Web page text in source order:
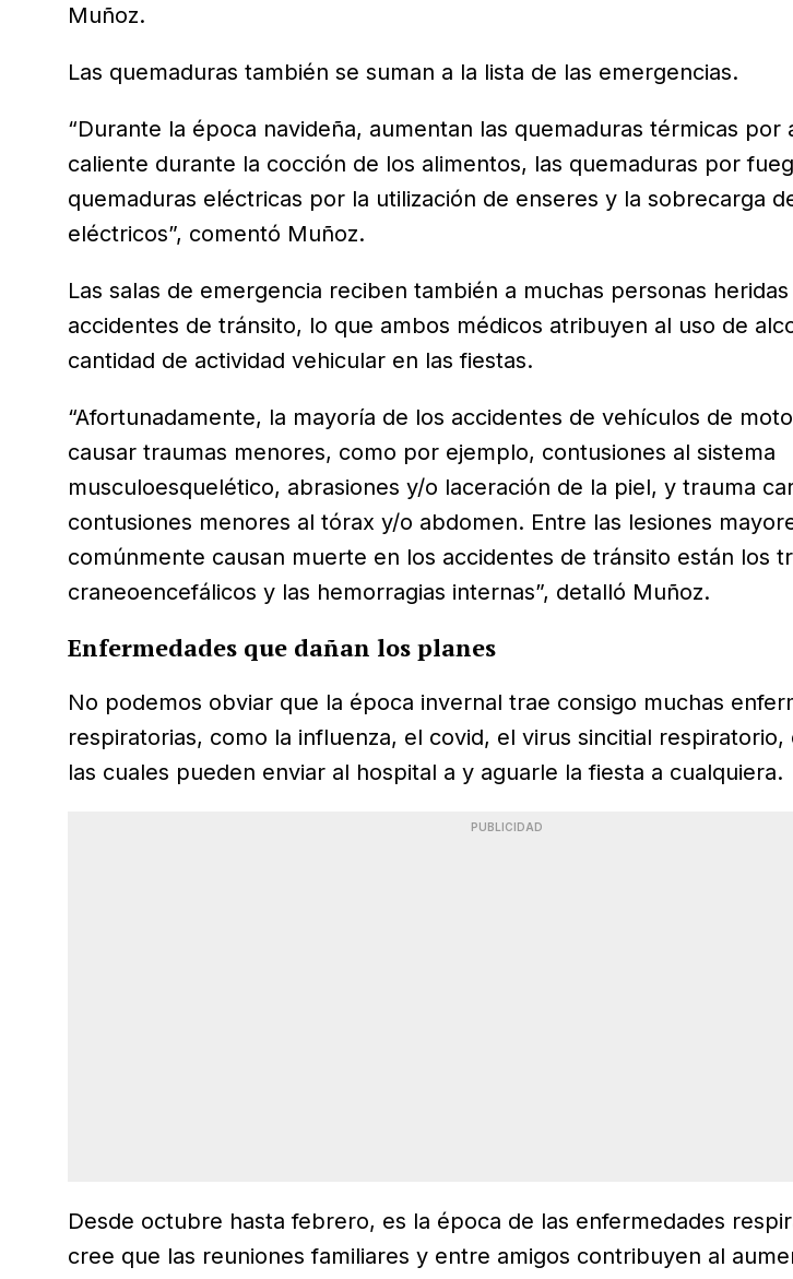
Muñoz.
Las quemaduras también se suman a la lista de las emergencias.
“Durante la época navideña, aumentan las quemaduras térmicas por
caliente durante la cocción de los alimentos, las quemaduras por
quemaduras eléctricas por la utilización de enseres y la sobrecarga
eléctricos”, comentó Muñoz.
Las salas de emergencia reciben también a muchas personas
accidentes de tránsito, lo que ambos médicos atribuyen al uso de
cantidad de actividad vehicular en las fiestas.
“Afortunadamente, la mayoría de los accidentes de vehículos de
causar traumas menores, como por ejemplo, contusiones al sistema
musculoesquelético, abrasiones y/o laceración de la piel, y trauma
contusiones menores al tórax y/o abdomen. Entre las lesiones
comúnmente causan muerte en los accidentes de tránsito están los
craneoencefálicos y las hemorragias internas”, detalló Muñoz.
Enfermedades que dañan los planes
No podemos obviar que la época invernal trae consigo muchas
respiratorias, como la influenza, el covid, el virus sincitial respiratorio,
las cuales pueden enviar al hospital a y aguarle la fiesta a cualquiera.
PUBLICIDAD
Desde octubre hasta febrero, es la época de las enfermedades
cree que las reuniones familiares y entre amigos contribuyen al